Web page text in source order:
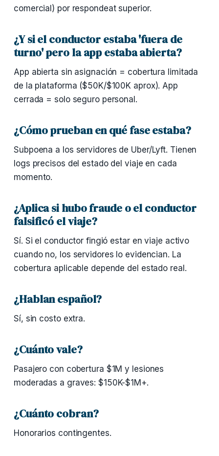
comercial) por respondeat superior.
¿Y si el conductor estaba 'fuera de
turno' pero la app estaba abierta?
App abierta sin asignación = cobertura limitada
de la plataforma ($50K/$100K aprox). App
cerrada = solo seguro personal.
¿Cómo prueban en qué fase estaba?
Subpoena a los servidores de Uber/Lyft. Tienen
logs precisos del estado del viaje en cada
momento.
¿Aplica si hubo fraude o el conductor
falsificó el viaje?
Sí. Si el conductor fingió estar en viaje activo
cuando no, los servidores lo evidencian. La
cobertura aplicable depende del estado real.
¿Hablan español?
Sí, sin costo extra.
¿Cuánto vale?
Pasajero con cobertura $1M y lesiones
moderadas a graves: $150K-$1M+.
¿Cuánto cobran?
Honorarios contingentes.